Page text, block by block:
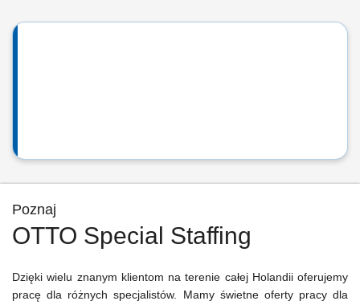
Poznaj
OTTO Special Staffing
Dzięki wielu znanym klientom na terenie całej Holandii oferujemy
pracę dla różnych specjalistów. Mamy świetne oferty pracy dla